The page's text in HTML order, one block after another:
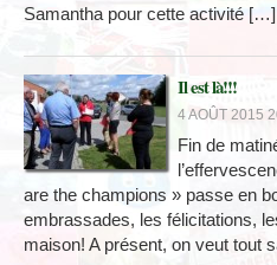
Samantha pour cette activité […]
Il est là!!!
4 AOÛT 2015
Fin de
are the champions » passe en
embrassades, les félicitations,
maison! A présent, on veut tout